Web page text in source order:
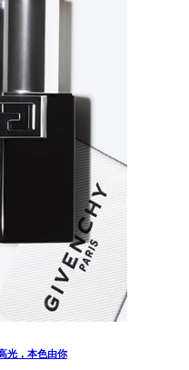
光，本色由你